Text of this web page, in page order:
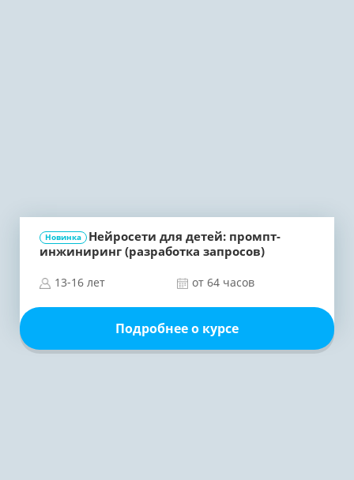
Новинка
Нейросети для детей: промпт-
инжиниринг (разработка запросов)
13-16 лет от 64 часов
Подробнее о курсе